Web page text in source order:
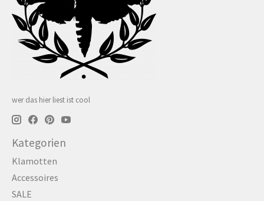
wer das hier liest ist cool
Kategorien
Klamotten
Accessoires
SALE